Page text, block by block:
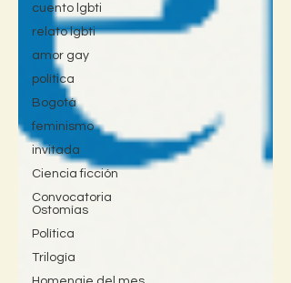
cuento lgbti
relato lgbti
amor gay
política
Bogotá
feminismo
invitada
Ciencia ficción
Convocatoria
Ostomías
Política
Trilogía